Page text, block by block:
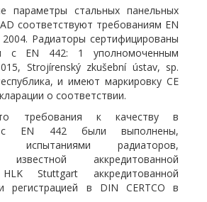
стальных панельных
соответствуют требованиям EN
Радиаторы сертифицированы
с EN 442: 1 уполномоченным
Strojírenský zkušební ústav, sp.
и имеют маркировку CE
о соответствии.
требования к качеству в
с EN 442 были выполнены,
испытаниями радиаторов,
известной аккредитованной
Stuttgart аккредитованной
регистрацией в DIN CERTCO в